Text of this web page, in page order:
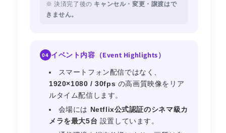
※ 決済完了後の キャンセル・変更・譲渡はで
きません。
04 イベント内容（Event Highlights）
スマートフォン配信ではなく、
1920×1080 / 30fps の高画質映像をリア
ルタイム配信します。
会場には Netflix公式認証のシネマ級カ
メラを最大5台 設置しています。